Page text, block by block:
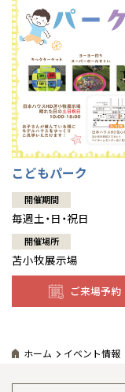
こどもパーク
開催期間
毎週土・日・祝日
開催場所
苫小牧展示場
ご来場予約
ホーム イベント情報